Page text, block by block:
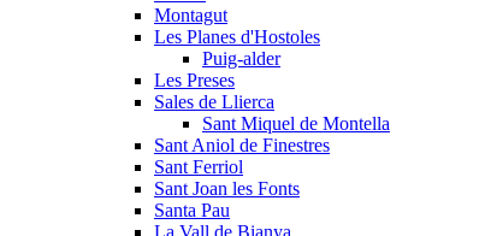
Montagut
Les Planes d'Hostoles
Puig-alder
Les Preses
Sales de Llierca
Sant Miquel de Montella
Sant Aniol de Finestres
Sant Ferriol
Sant Joan les Fonts
Santa Pau
La Vall de Bianya